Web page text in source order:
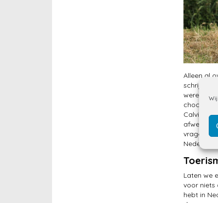
Alleen al
schrijven.
wereld
vragen en
Laten we
voor niets
hebt in